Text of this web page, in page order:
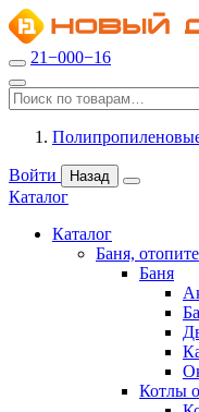
21−000−16
Войти Назад
Каталог
Каталог
Баня,
Баня
Котлы